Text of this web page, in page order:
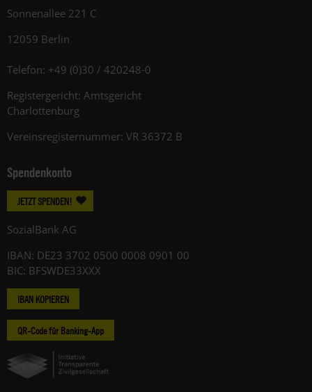
Sonnenallee 221 C
12059 Berlin
Telefon: +49 (0)30 / 420248-0
Registergericht: Amtsgericht
Charlottenburg
Vereinsregisternummer: VR 36372 B
Spendenkonto
JETZT SPENDEN!
SozialBank AG
IBAN: DE23 3702 0500 0008 0901 00
BIC: BFSWDE33XXX
IBAN KOPIEREN
QR-Code für Banking-App